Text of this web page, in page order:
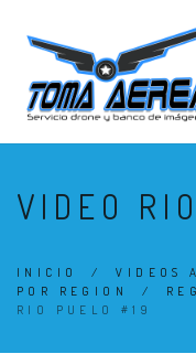
VIDEO
INICIO /VIDEOS
POR REGION
/
RIO PUELO #19